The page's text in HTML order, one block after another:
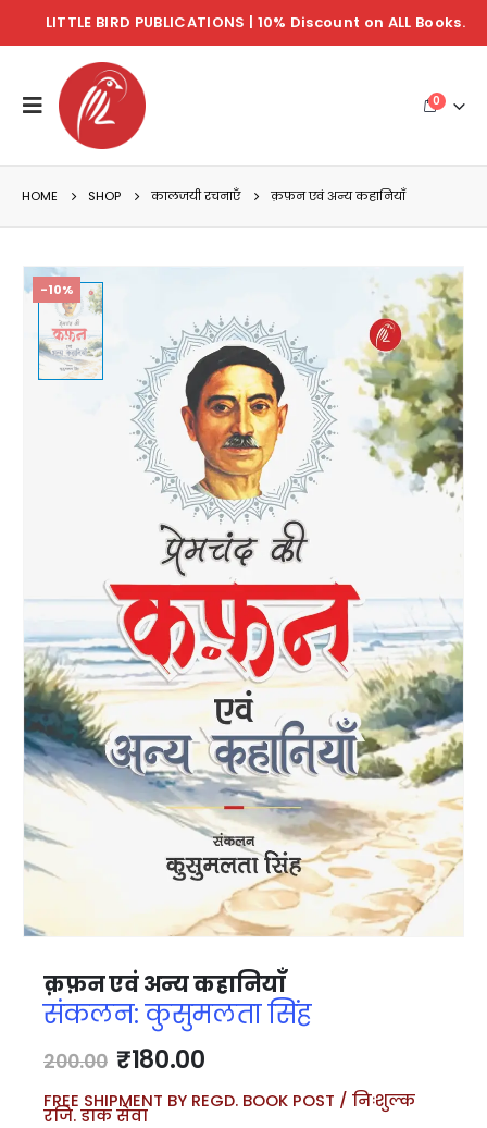
LITTLE BIRD PUBLICATIONS | 10% Discount on ALL Books.
0
HOME SHOP कालजयी रचनाएँ क़फ़न एवं अन्य कहानियाँ
-10%
क़फ़न एवं अन्य कहानियाँ
संकलन: कुसुमलता सिंह
200.00 ₹180.00
FREE SHIPMENT BY REGD. BOOK POST / निःशुल्क
रजि. डाक सेवा